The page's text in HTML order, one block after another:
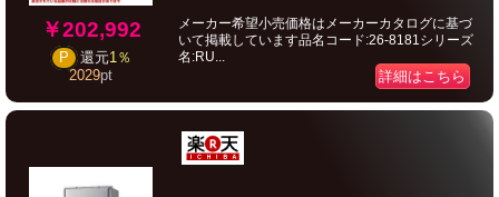
￥202,992
P 還元1％
2029pt
メーカー希望小売価格はメーカーカタログに基づ
いて掲載しています品名コード:26-8181シリーズ
名:RU...
詳細はこちら